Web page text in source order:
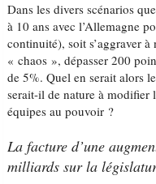
Dans les divers scénarios
à 10 ans avec l’Allemagne
continuité), soit s’aggraver
« chaos », dépasser 200
de 5%. Quel en serait alors
serait-il de nature à modifier
équipes au pouvoir ?
La facture d’une
milliards sur la